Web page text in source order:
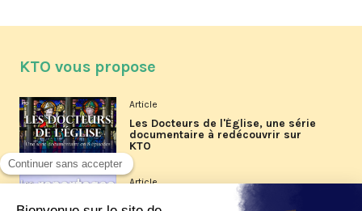
KTO vous propose
Article
Les Docteurs de l'Église, une série
documentaire à redécouvrir sur
KTO
Article
Les reportages d'été 2026 de KTO